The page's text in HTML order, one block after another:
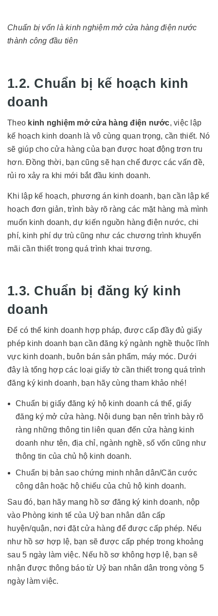
Chuẩn bị vốn là kinh nghiệm mở cửa hàng điện nước
thành công đầu tiên
1.2. Chuẩn bị kế hoạch kinh
doanh
Theo kinh nghiệm mở cửa hàng điện nước, việc lập
kế hoạch kinh doanh là vô cùng quan trọng, cần thiết. Nó
sẽ giúp cho cửa hàng của bạn được hoạt động trơn tru
hơn. Đồng thời, bạn cũng sẽ hạn chế được các vấn đề,
rủi ro xảy ra khi mới bắt đầu kinh doanh.
Khi lập kế hoạch, phương án kinh doanh, bạn cần lập kế
hoạch đơn giản, trình bày rõ ràng các mặt hàng mà mình
muốn kinh doanh, dự kiến nguồn hàng điện nước, chi
phí, kinh phí dự trù cũng như các chương trình khuyến
mãi cần thiết trong quá trình khai trương.
1.3. Chuẩn bị đăng ký kinh
doanh
Để có thể kinh doanh hợp pháp, được cấp đầy đủ giấy
phép kinh doanh bạn cần đăng ký ngành nghề thuộc lĩnh
vực kinh doanh, buôn bán sản phẩm, máy móc. Dưới
đây là tổng hợp các loại giấy tờ cần thiết trong quá trình
đăng ký kinh doanh, bạn hãy cùng tham khảo nhé!
Chuẩn bị giấy đăng ký hộ kinh doanh cá thể, giấy
đăng ký mở cửa hàng. Nội dung bạn nên trình bày rõ
ràng những thông tin liên quan đến cửa hàng kinh
doanh như tên, địa chỉ, ngành nghề, số vốn cũng như
thông tin của chủ hộ kinh doanh.
Chuẩn bị bản sao chứng minh nhân dân/Căn cước
công dân hoặc hộ chiếu của chủ hộ kinh doanh.
Sau đó, bạn hãy mang hồ sơ đăng ký kinh doanh, nộp
vào Phòng kinh tế của Uỷ ban nhân dân cấp
huyện/quận, nơi đặt cửa hàng để được cấp phép. Nếu
như hồ sơ hợp lệ, bạn sẽ được cấp phép trong khoảng
sau 5 ngày làm việc. Nếu hồ sơ không hợp lệ, bạn sẽ
nhận được thông báo từ Uỷ ban nhân dân trong vòng 5
ngày làm việc.